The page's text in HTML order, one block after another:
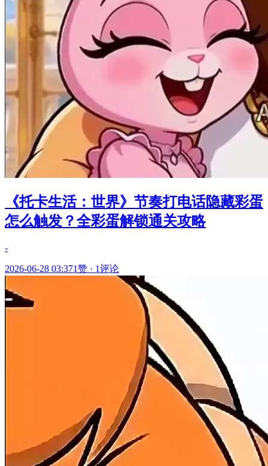
《托卡生活：世界》节奏打电话隐藏彩蛋
怎么触发？全彩蛋解锁通关攻略
-
2026-06-28 03:371赞 · 1评论